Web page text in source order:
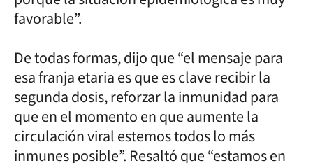
favorable”.
De todas formas, dijo que “el mensaje para
esa franja etaria es que es clave recibir la
segunda dosis, reforzar la inmunidad para
que en el momento en que aumente la
circulación viral estemos todos lo más
inmunes posible”. Resaltó que “estamos en